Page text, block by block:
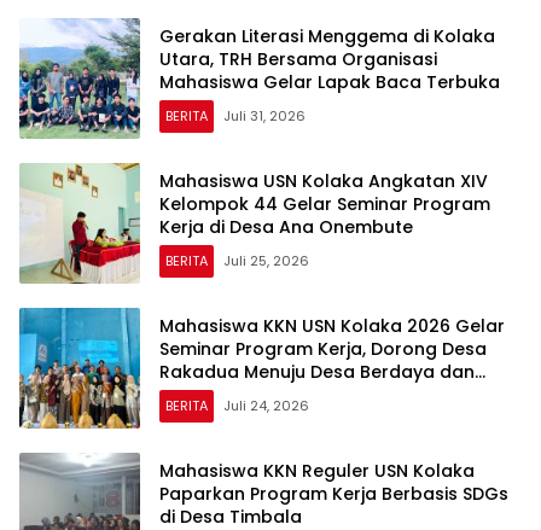
Gerakan Literasi Menggema di Kolaka
Utara, TRH Bersama Organisasi
Mahasiswa Gelar Lapak Baca Terbuka
BERITA Juli 31, 2026
Mahasiswa USN Kolaka Angkatan XIV
Kelompok 44 Gelar Seminar Program
Kerja di Desa Ana Onembute
BERITA Juli 25, 2026
Mahasiswa KKN USN Kolaka 2026 Gelar
Seminar Program Kerja, Dorong Desa
Rakadua Menuju Desa Berdaya dan
Berkelanjutan
BERITA Juli 24, 2026
Mahasiswa KKN Reguler USN Kolaka
Paparkan Program Kerja Berbasis SDGs
di Desa Timbala